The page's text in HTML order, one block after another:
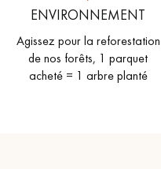
ENVIRONNEMENT
Agissez pour la reforestation
de nos forêts, 1 parquet
acheté = 1 arbre planté